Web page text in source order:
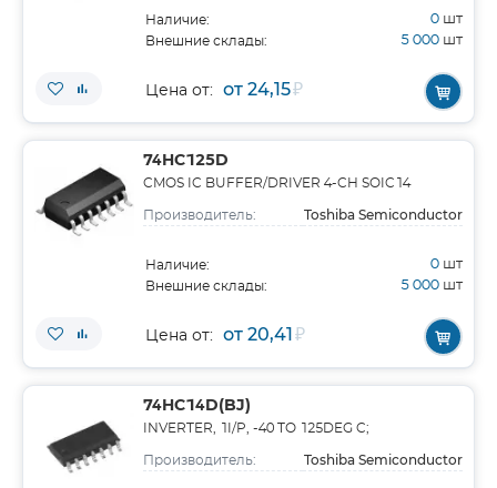
Наличие: 0 шт
Внешние склады: 5 000 шт
Цена от: от 24,15₽
74HC125D
CMOS IC BUFFER/DRIVER 4-CH SOIC14
Производитель: Toshiba Semiconductor
Наличие: 0 шт
Внешние склады: 5 000 шт
Цена от: от 20,41₽
74HC14D(BJ)
INVERTER, 1I/P, -40 TO 125DEG C;
Производитель: Toshiba Semiconductor